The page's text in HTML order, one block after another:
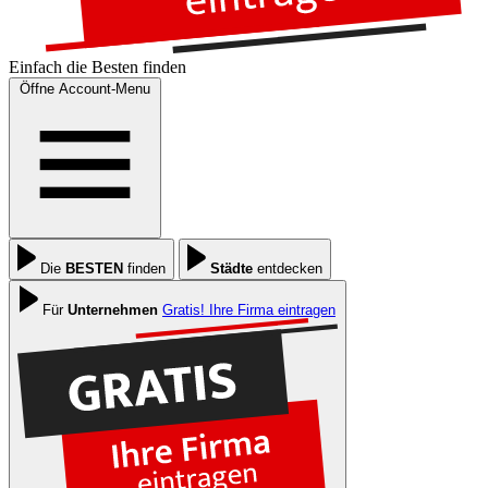
Einfach die Besten finden
Öffne Account-Menu
Die BESTEN finden Städte entdecken
Für Unternehmen Gratis! Ihre Firma eintragen